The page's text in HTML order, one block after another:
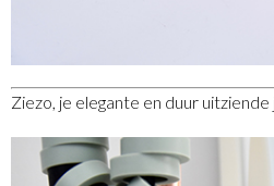
Ziezo, je elegante en duur